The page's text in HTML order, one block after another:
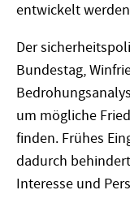
entwickelt
Der
Bundestag,
um mögliche
finden. Frühes
dadurch
Interesse und